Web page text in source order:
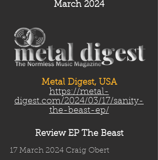
March 2024
Metal Digest, USA
https://metal-
digest.com/2024/03/17/sanity-
the-beast-ep/
Review EP The Beast
17 March 2024 Craig Obert